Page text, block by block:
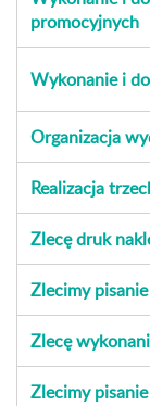
promocyjnych
Wykonanie i
Organizacja
Realizacja
Zlecę druk
Zlecimy
Zlecę
Zlecimy